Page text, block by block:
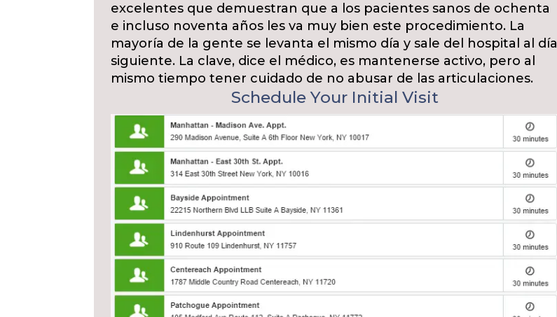
excelentes que demuestran que a los pacientes sanos de ochenta
e incluso noventa años les va muy bien este procedimiento. La
mayoría de la gente se levanta el mismo día y sale del hospital al día
siguiente. La clave, dice el médico, es mantenerse activo, pero al
mismo tiempo tener cuidado de no abusar de las articulaciones.
Schedule Your Initial Visit